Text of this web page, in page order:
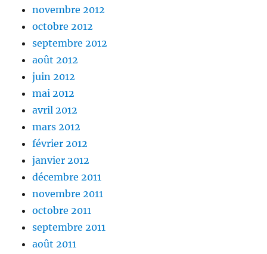
novembre 2012
octobre 2012
septembre 2012
août 2012
juin 2012
mai 2012
avril 2012
mars 2012
février 2012
janvier 2012
décembre 2011
novembre 2011
octobre 2011
septembre 2011
août 2011